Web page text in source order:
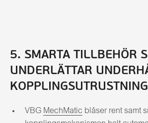
5. SMARTA TILLBEHÖR
UNDERLÄTTAR
VBG MechMatic blåser rent samt